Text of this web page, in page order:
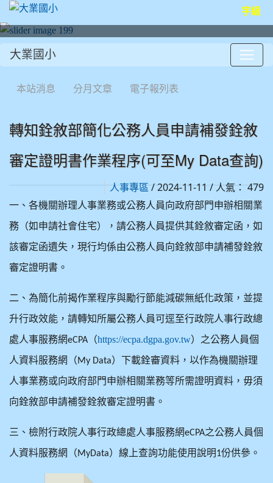
字級
大業國小
本站消息 分月文章 電子報列表
轉知銓敘部簡化公務人員申請補發銓敘
審定證明書作業程序(可至My Data查詢)
人事專區/ 2024-11-11 / 人氣： 479
一、各機關辦理人事業務或公務人員向政府部門申辦相關業
務（如申請社會住宅），請公務人員提供其銓敘審定函，如
該審定函遺失，現行均係由公務人員向銓敘部申請補發銓敘
審定證明書。
二、為簡化前揭作業程序與勵行節能減碳無紙化政策，並提
升行政效能，請轉知所屬公務人員可逕至行政院人事行政總
處人事服務網eCPA （https://ecpa.dgpa.gov.tw）之公務人員個
人資料服務網（My Data）下載銓審資料，以作為機關辦理
人事業務或向政府部門申辦相關業務等所需證明資料，毋須
向銓敘部申請補發銓敘審定證明書。
三、檢附行政院人事行政總處人事服務網eCPA之公務人員個
人資料服務網（MyData）線上查詢功能使用說明1份供參。